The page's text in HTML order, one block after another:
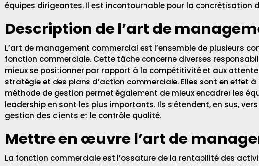
équipes dirigeantes. Il est incontournable pour la concrétisation
Description de l’art de
L’art de management commercial est l’ensemble de plusieurs
fonction commerciale. Cette tâche concerne diverses
mieux se positionner par rapport à la compétitivité et aux
stratégie et des plans d’action commerciale. Elles sont en effet
méthode de gestion permet également de mieux encadrer les
leadership en sont les plus importants. Ils s’étendent, en sus,
gestion des clients et le contrôle qualité.
Mettre en œuvre l’art de
La fonction commerciale est l’ossature de la rentabilité des